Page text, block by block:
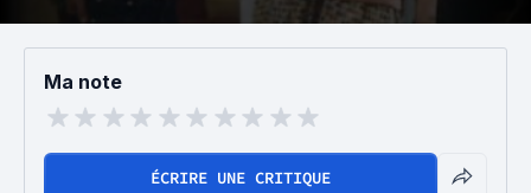
Ma note
ÉCRIRE UNE CRITIQUE